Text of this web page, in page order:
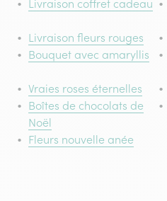
Livraison coffret cadeau
Livraison fleurs rouges
Bouquet avec amaryllis
Vraies roses éternelles
Boîtes de chocolats de
Noël
Fleurs nouvelle anée